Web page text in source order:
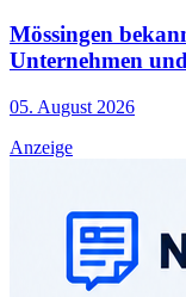
Mössingen
Unternehmen
05. August 2026
Anzeige